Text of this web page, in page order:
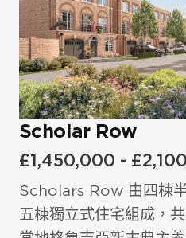
電話號碼*
留言
我有興趣投資英國
留言
我同意隱私權政策和
Scholar Row
£1,450,000 -
Scholars Row 由四棟
五棟獨立式住宅組成，
我同意隱私權政策和